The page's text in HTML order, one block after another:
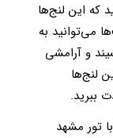
که این لنج‌ها
می‌توانید به
و آرامشی
لنج‌ها
ببرید.
تور مشهد